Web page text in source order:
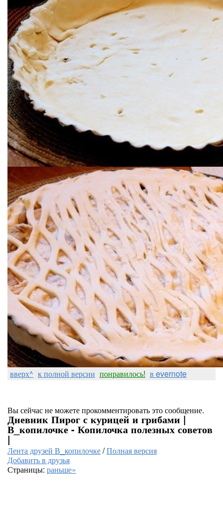
вверх^ к полной версии понравилось! в evernote
Вы сейчас не можете прокомментировать это сообщение.
Дневник Пирог с курицей и грибами |
В_копилочке - Копилочка полезных советов
|
Лента друзей В_копилочке/Полная версия
Добавить в друзья
Страницы: раньше»